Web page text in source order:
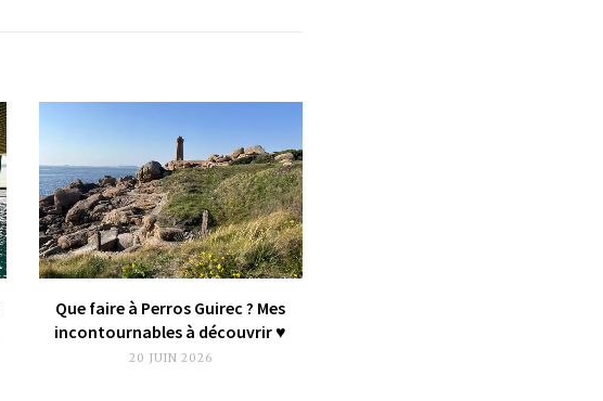
Que faire à Perros Guirec ? Mes
incontournables à découvrir ♥︎
20 JUIN 2026